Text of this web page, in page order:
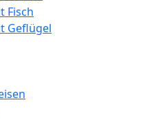
Fisch
Geflügel